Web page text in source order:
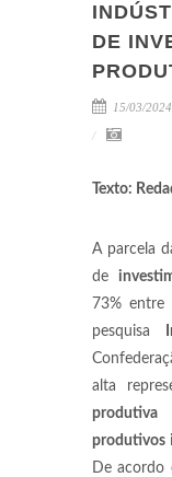
DE
15/03/2024
Texto:
A parcela
de
73%
pesquisa
alta
produtiva
produtivos
De acordo